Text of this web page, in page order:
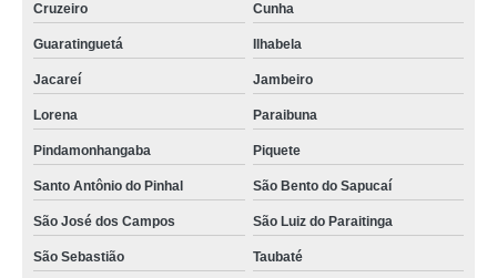
Cruzeiro Cunha
Guaratinguetá Ilhabela
Jacareí Jambeiro
Lorena Paraibuna
Pindamonhangaba Piquete
Santo Antônio do Pinhal São Bento do Sapucaí
São José dos Campos São Luiz do Paraitinga
São Sebastião Taubaté